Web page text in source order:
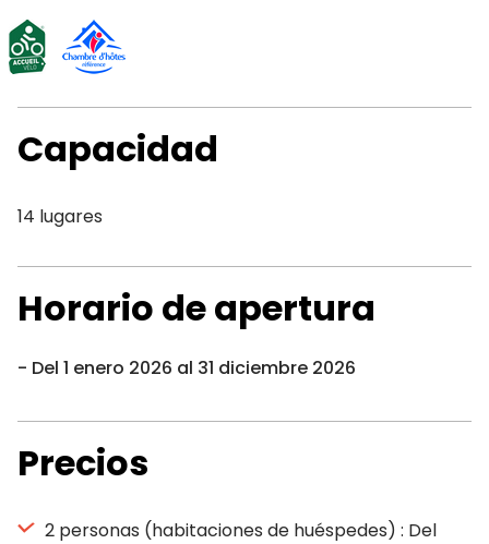
Capacidad
14 lugares
Horario de apertura
Del 1 enero 2026 al 31 diciembre 2026
Precios
2 personas (habitaciones de huéspedes) : Del